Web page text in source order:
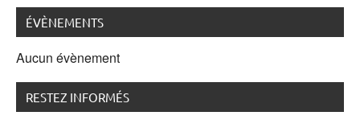
ÉVÈNEMENTS
Aucun évènement
RESTEZ INFORMÉS